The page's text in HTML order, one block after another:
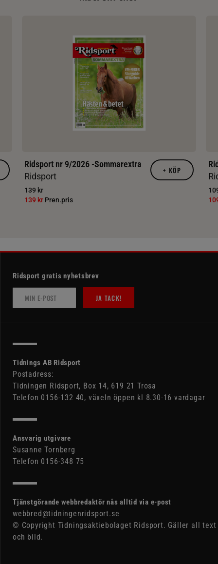
Ridsport nr 9/2026 -Sommarextra
Ridsport
139 kr
139 kr Pren.pris
+ KÖP
Ridsport gratis nyhetsbrev
JA TACK!
Tidnings AB Ridsport
Postadress:
Tidningen Ridsport, Box 14, 619 21 Trosa
Telefon 0156-132 40, växeln öppen kl 8.30-16 vardagar
Ansvarig utgivare
Susanne Tornberg
Telefon 0156-348 75
Tjänstgörande webbredaktör nås alltid via e-post
webbred@tidningenridsport.se
© Copyright Tidningsaktiebolaget Ridsport. Gäller all text
och bild.